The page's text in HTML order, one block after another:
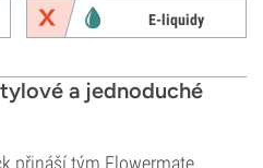
E-liquidy
a jednoduché
přináší tým Flowermate